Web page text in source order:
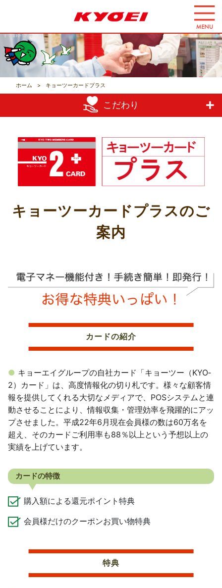
テ
ツ
ス
キ
プ
すマ第19-129号
ホーム キョーツーカードプラス
こだわり
キョーツーカードプラスのご
案内
カードの紹介
キョーエイグループの自社カード「キョーツー（KYO‐
2）カード」は、高度情報化の切り札です。様々な顧客情
報を提供してくれる大切なメディアで、POSシステムと連
動させることにより、情報収集・管理効率を飛躍的にアッ
プさせました。平成22年6月現在会員様の数は60万名を
超え、そのカードご利用率も88％以上という予想以上の
実績を上げています。
カードの特徴
購入額による還元ポイント特典
会員様だけのクーポンお買い物特典
特典